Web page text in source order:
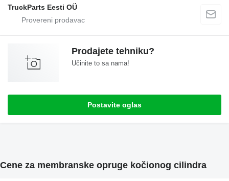
TruckParts Eesti OÜ
Prodajete tehniku?
Učinite to sa nama!
Postavite oglas
Cene za membranske opruge kočionog cilindra